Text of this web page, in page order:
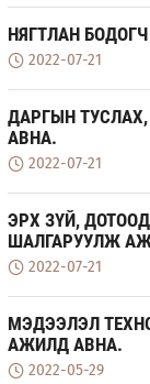
НЯГТЛАН
2022-07-21
ДАРГЫН
АВНА.
2022-07-21
ЭРХ ЗҮЙ,
ШАЛГАРУУЛЖ
2022-07-21
МЭДЭЭЛЭЛ
АЖИЛД АВНА.
2022-05-29